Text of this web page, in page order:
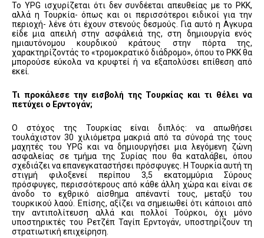
Το YPG ισχυρίζεται ότι δεν συνδέεται απευθείας με το PKK,
αλλά η Τουρκία- όπως και οι περισσότεροι ειδικοί για την
περιοχή- λένε ότι έχουν στενούς δεσμούς. Για αυτό η Αγκυρα
είδε μια απειλή στην ασφάλειά της, στη δημιουργία ενός
ημιαυτόνομου κουρδικού κράτους στην πόρτα της,
χαρακτηρίζοντάς το «τρομοκρατικό διάδρομο», όπου το PKK θα
μπορούσε εύκολα να κρυφτεί ή να εξαπολύσει επίθεση από
εκεί.
Τι προκάλεσε την εισβολή της Τουρκίας και τι θέλει να
πετύχει ο Ερντογάν;
Ο στόχος της Τουρκίας είναι διπλός: να απωθήσει
τουλάχιστον 30 χιλιόμετρα μακριά από τα σύνορά της τους
μαχητές του YPG και να δημιουργήσει μια λεγόμενη ζώνη
ασφαλείας σε τμήμα της Συρίας που θα καταλάβει, όπου
σχεδιάζει να επανεγκαταστήσει πρόσφυγες. Η Τουρκία αυτή τη
στιγμή φιλοξενεί περίπου 3,5 εκατομμύρια Σύρους
πρόσφυγες, περισσότερους από κάθε άλλη χώρα και είναι σε
άνοδο το εχθρικό αίσθημα απέναντί τους, μεταξύ του
τουρκικού λαού. Επίσης, αξίζει να σημειωθεί ότι κάποιοι από
την αντιπολίτευση αλλά και πολλοί Τούρκοι, όχι μόνο
υποστηρικτές του Ρετζέπ Ταγίπ Ερντογάν, υποστηρίζουν τη
στρατιωτική επιχείρηση.